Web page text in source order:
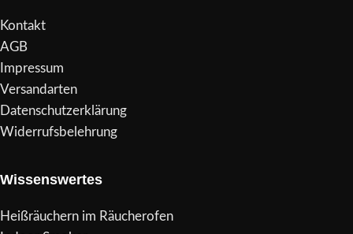
Kontakt
AGB
Impressum
Versandarten
Datenschutzerklärung
Widerrufsbelehrung
Wissenswertes
Heißräuchern im Räucherofen